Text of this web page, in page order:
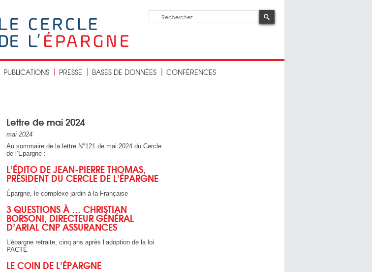
PUBLICATIONS PRESSE BASES DE DONNÉES
CONFÉRENCES
Lettre de mai 2024
mai 2024
Au sommaire de la lettre N°121 de mai 2024 du Cercle
de l’Epargne :
L’ÉDITO DE JEAN-PIERRE THOMAS,
PRÉSIDENT DU CERCLE DE L’ÉPARGNE
Épargne, le complexe jardin à la Française
3 QUESTIONS À … CHRISTIAN
BORSONI, DIRECTEUR GÉNÉRAL
D’ARIAL CNP ASSURANCES
L’épargne retraite, cinq ans après l’adoption de la loi
PACTE
LE COIN DE L’ÉPARGNE